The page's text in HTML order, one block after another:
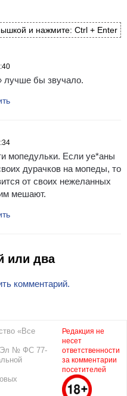
и нажмите: Ctrl + Enter
лучше бы звучало.
мопедульки. Если уе*аны
дурачков на мопеды, то
от своих нежеланных
мешают.
или два
комментарий.
«Все
Эл № ФС 77-
Редакция не
несет
ответственности
за комментарии
посетителей